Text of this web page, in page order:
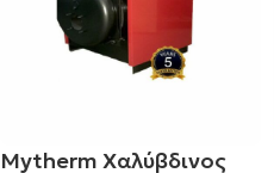
Mytherm Χαλύβδινος